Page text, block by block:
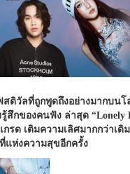
สติวัลที่ถูกพูดถึงอย่างมากบนโ
สึกของคนฟัง ล่าสุด “Lonely
กรด เติมความเลิศมากกว่าเดิ
แห่งความสุขอีกครั้ง